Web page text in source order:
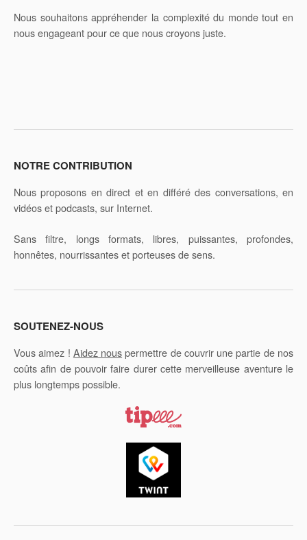
Nous souhaitons appréhender la complexité du monde tout en
nous engageant pour ce que nous croyons juste.
NOTRE CONTRIBUTION
Nous proposons en direct et en différé des conversations, en
vidéos et podcasts, sur Internet.
Sans filtre, longs formats, libres, puissantes, profondes,
honnêtes, nourrissantes et porteuses de sens.
SOUTENEZ-NOUS
Vous aimez ! Aidez nouspermettre de couvrir une partie de nos
coûts afin de pouvoir faire durer cette merveilleuse aventure le
plus longtemps possible.